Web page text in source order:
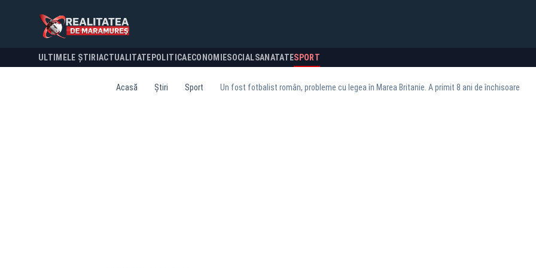
ULTIMELE ȘTIRI ACTUALITATE POLITICA ECONOMIESOCIALSANATATESPORT
Acasă Știri Sport Un fost fotbalist român, probleme cu legea în Marea Britanie. A primit 8 ani de închisoare